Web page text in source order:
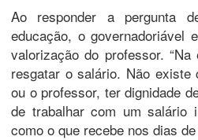
Ao responder a pergunta
educação, o governadoriável
valorização do professor.
resgatar o salário. Não existe
ou o professor, ter dignidade
de trabalhar com um salário
como o que recebe nos dias